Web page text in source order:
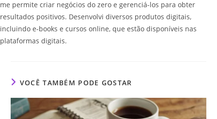
me permite criar negócios do zero e gerenciá-los para obter
resultados positivos. Desenvolvi diversos produtos digitais,
incluindo e-books e cursos online, que estão disponíveis nas
plataformas digitais.
VOCÊ TAMBÉM PODE GOSTAR